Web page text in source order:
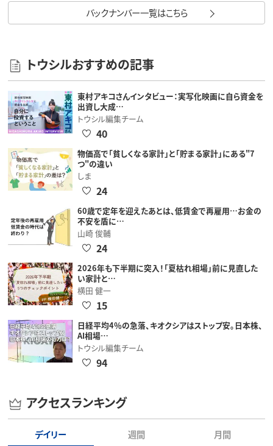
バックナンバー一覧はこちら
トウシルおすすめの記事
東村アキコさんインタビュー：実写化映画に自ら資金を
出資し大成…
トウシル編集チーム
40
物価高で「貧しくなる家計」と「貯まる家計」にある"7
つ"の違い
しま
24
60歳で定年を迎えたあとは、低賃金で再雇用…お金の
不安を盾に…
山崎 俊輔
24
2026年も下半期に突入！「夏枯れ相場」前に見直した
い家計と…
横田 健一
15
日経平均4％の急落、キオクシアはストップ安。日本株、
AI相場…
トウシル編集チーム
94
アクセスランキング
デイリー 週間 月間